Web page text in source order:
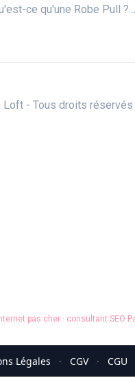
ce qu'une Robe Pull ?…
- Tous droits réservés
pas cher· consultant SEO
Légales · CGV ·
CGU